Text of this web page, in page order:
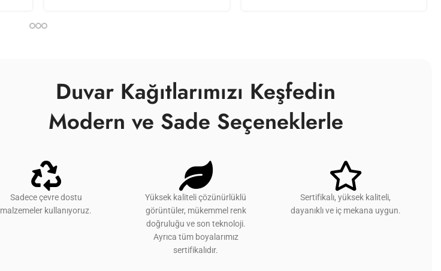
Duvar Kağıtlarımızı Keşfedin
Modern ve Sade Seçeneklerle
Sadece çevre dostu
malzemeler kullanıyoruz.
Yüksek kaliteli çözünürlüklü
görüntüler, mükemmel renk
doğruluğu ve son teknoloji.
Ayrıca tüm boyalarımız
sertifikalıdır.
Sertifikalı, yüksek kaliteli,
dayanıklı ve iç mekana uygun.